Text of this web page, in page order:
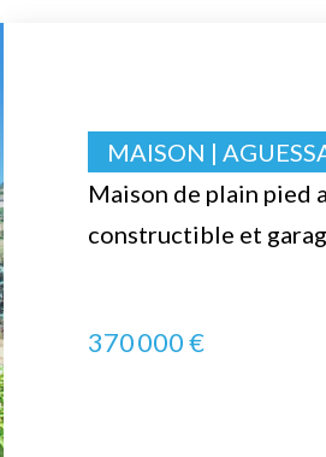
Maison de plain pied
constructible et
MAISON |
370 000 €